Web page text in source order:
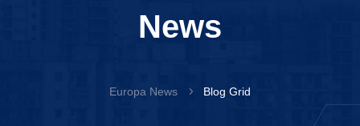
News
Europa News 5 Blog Grid